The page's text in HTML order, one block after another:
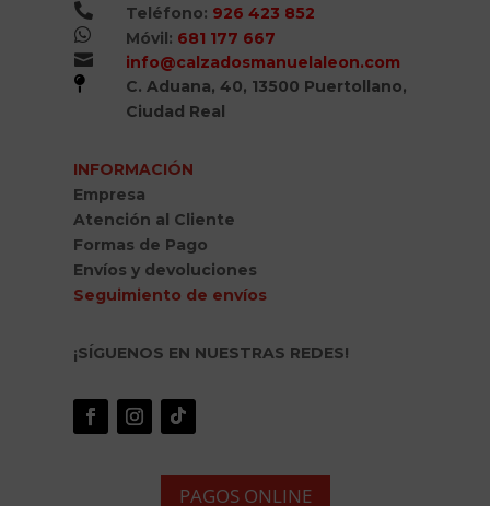
 Teléfono: 926 423 852

Móvil: 681 177 667
 info@calzadosmanuelaleon.com

C. Aduana, 40, 13500 Puertollano,
Ciudad Real
INFORMACIÓN
Empresa
Atención al Cliente
Formas de Pago
Envíos y devoluciones
Seguimiento de envíos
¡SÍGUENOS EN NUESTRAS REDES!
PAGOS ONLINE